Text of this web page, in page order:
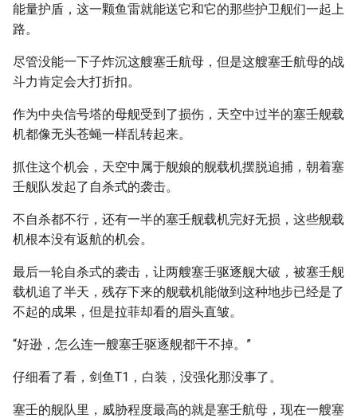
能量护盾，这一颗鱼雷就能送它和它的那些护卫舰们一起上
路。
尽管没能一下子炸沉这艘塞壬航母，但是这艘塞壬航母的战
斗力肯定会大打折扣。
作为中央信号塔的母舰受到了损伤，天空中过半的塞壬舰载
机都像无头苍蝇一样乱转起来。
抓住这个机会，天空中属于舰娘的舰载机摆脱追捕，朝着塞
壬舰队发起了自杀式的袭击。
不自杀都不行，还有一半的塞壬舰载机完好无损，这些舰载
机根本没有返航的机会。
最后一轮自杀式的袭击，让两艘塞壬驱逐舰大破，被塞壬舰
载机追了半天，残存下来的舰载机能做到这种地步已经是了
不起的成果，但是拉菲却看的眉头直皱。
“好逊，怎么连一艘塞壬驱逐舰都干不掉。”
仔细看了看，剑鱼T1，白装，没强化那没事了。
塞壬的舰队里，威胁程度最高的就是塞壬航母，现在一艘塞